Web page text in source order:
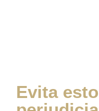
Evita